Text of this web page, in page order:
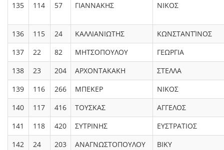
135
114 57 ΓΙΑΝΝΑΚΗΣ ΝΙΚΟΣ
136 115 24 ΚΑΛΛΙΑΝΙΩΤΗΣ
ΚΩΝΣΤΑΝΤΊΝΟΣ
137
22 82 ΜΗΤΣΟΠΟΥΛΟΥ
ΓΕΩΡΓΙΑ
138
23 204 ΑΡΧΟΝΤΑΚΑΚΗ
ΣΤΕΛΛΑ
139
116 266 ΜΠΕΚΕΡ
ΝΙΚΟΣ
140
117 416 ΤΟΥΣΚΑΣ
ΑΓΓΕΛΟΣ
141
118 420 ΣΥΤΡΙΝΗΣ
ΕΥΣΤΡΑΤΙΟΣ
142
24 203 ΑΝΑΓΝΩΣΤΟΠΟΥΛΟΥ ΒΙΚΥ